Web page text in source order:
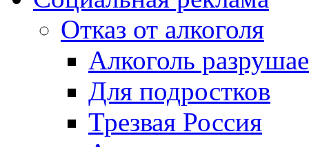
Отказ от алкоголя
Алкоголь
Для подростков
Трезвая Россия